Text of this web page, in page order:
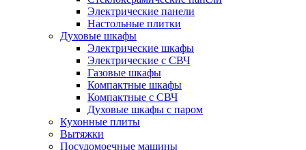
Электрические панели
Настольные плитки
Духовые шкафы
Электрические шкафы
Электрические с СВЧ
Газовые шкафы
Компактные шкафы
Компактные с СВЧ
Духовые шкафы с паром
Кухонные плиты
Вытяжки
Посудомоечные машины